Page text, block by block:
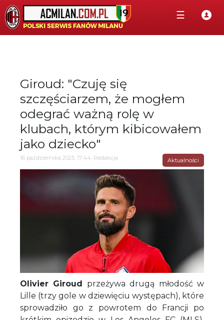
☰
Giroud: "Czuję się
szczęściarzem, że mogłem
odegrać ważną rolę w
klubach, którym kibicowałem
jako dziecko"
16 października 2025, 17:44, Redakcja Aktualności
Olivier Giroud przeżywa drugą młodość w
Lille (trzy gole w dziewięciu występach), które
sprowadziło go z powrotem do Francji po